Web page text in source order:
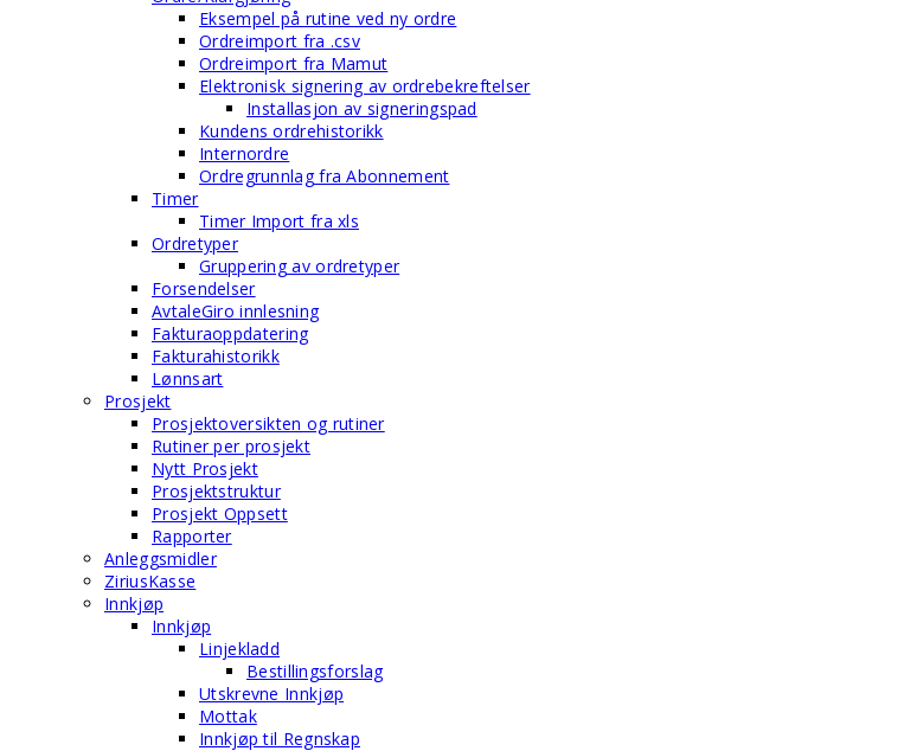
Eksempel på rutine ved ny ordre
Ordreimport fra .csv
Ordreimport fra Mamut
Elektronisk signering av ordrebekreftelser
Installasjon av signeringspad
Kundens ordrehistorikk
Internordre
Ordregrunnlag fra Abonnement
Timer
Timer Import fra xls
Ordretyper
Gruppering av ordretyper
Forsendelser
AvtaleGiro innlesning
Fakturaoppdatering
Fakturahistorikk
Lønnsart
Prosjekt
Prosjektoversikten og rutiner
Rutiner per prosjekt
Nytt Prosjekt
Prosjektstruktur
Prosjekt Oppsett
Rapporter
Anleggsmidler
ZiriusKasse
Innkjøp
Innkjøp
Linjekladd
Bestillingsforslag
Utskrevne Innkjøp
Mottak
Innkjøp til Regnskap